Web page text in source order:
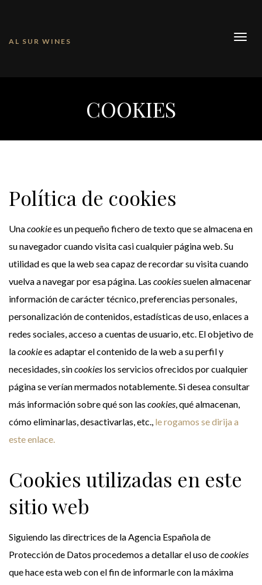
AL SUR WINES
COOKIES
Política de cookies
Unacookiees un pequeño fichero de texto que se almacena en
su navegador cuando visita casi cualquier página web. Su
utilidad es que la web sea capaz de recordar su visita cuando
vuelva a navegar por esa página. Las cookiessuelen almacenar
información de carácter técnico, preferencias personales,
personalización de contenidos, estadísticas de uso, enlaces a
redes sociales, acceso a cuentas de usuario, etc. El objetivo de
lacookiees adaptar el contenido de la web a su perfil y
necesidades, sincookies los servicios ofrecidos por cualquier
página se verían mermados notablemente. Si desea consultar
más información sobre qué son las cookies, qué almacenan,
cómo eliminarlas, desactivarlas, etc., le rogamos se dirija a
este enlace.
Cookies utilizadas en este
sitio web
Siguiendo las directrices de la Agencia Española de
Protección de Datos procedemos a detallar el uso decookies
que hace esta web con el fin de informarle con la máxima